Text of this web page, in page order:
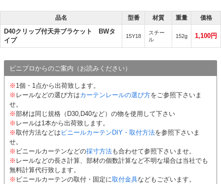
品名 型番 材質 重量 価格
D40クリップ付天井ブラケット BWタ
イプ
15Y18
スチー
ル
152g 1,100円
ビニプロからのご案内（お読みください）
※ 1個・1点から出荷致します。
※ レールなどの選び方はカーテンレールの選び方をご参照下さいま
せ。
※部材は同じ規格（D30,D40など）の物を使用して下さい
※ レールは1本から出荷致します。
※取付方法などは ビニールカーテンDIY・取付方法を参照下さいま
せ。
※ ビニールカーテンなどの採寸方法も合わせて参照下さいませ。
※ レールなどの長さ計算、部材の個数計算など不明な場合は当社でも
無料計算代行致します。
※ ビニールカーテンの取付・固定に取付金具などもございます。